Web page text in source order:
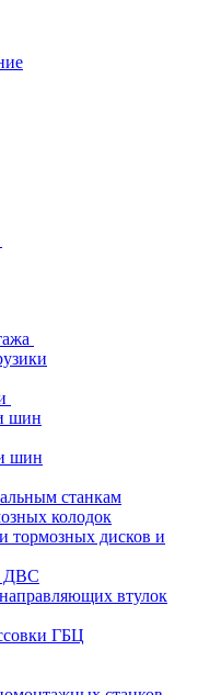
шин
шин
станкам
колодок
тормозных дисков и
ДВС
втулок
ГБЦ